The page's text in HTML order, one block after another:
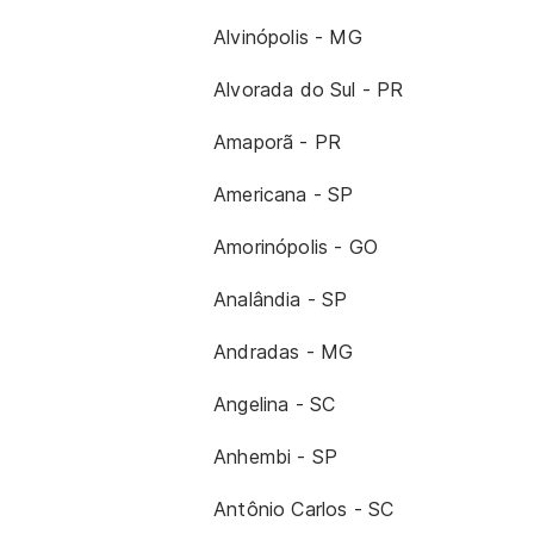
Alvinópolis - MG
Alvorada do Sul - PR
Amaporã - PR
Americana - SP
Amorinópolis - GO
Analândia - SP
Andradas - MG
Angelina - SC
Anhembi - SP
Antônio Carlos - SC